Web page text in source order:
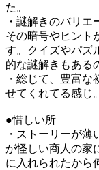
た。
・謎解きのバリエ
その暗号やヒント
す。クイズやパズ
的な謎解きもある
・総じて、豊富
せてくれてる感じ。
●惜しい所
・ストーリーが
が怪しい商人の家
に入れられたから